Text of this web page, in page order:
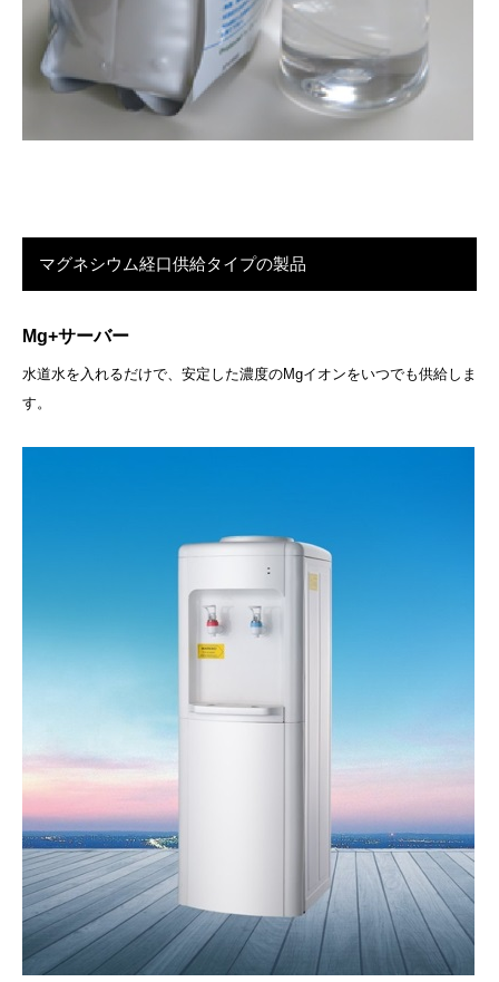
マグネシウム経口供給タイプの製品
Mg+サーバー
水道水を入れるだけで、安定した濃度のMgイオンをいつでも供給しま
す。